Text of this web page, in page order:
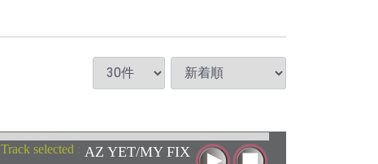
Track selected : AZ YET/MY FIX